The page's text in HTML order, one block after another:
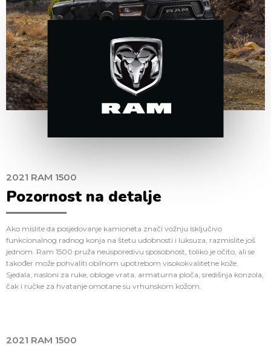
2021 RAM 1500
Pozornost na detalje
Ako mislite da posjedovanje kamioneta znači vožnju isključivo
funkcionalnog radnog konja na štetu udobnosti i luksuza, razmislite još
jednom. Ram 1500 pruža neusporedivu sposobnost, toliko je očito, ali se
također može pohvaliti obilnom upotrebom visokokvalitetne kože.
Sjedala, nasloni za ruke, obloge vrata, armaturna ploča, središnja konzola,
čak i ručke za hvatanje omotane su vrhunskom kožom.
2021 RAM 1500